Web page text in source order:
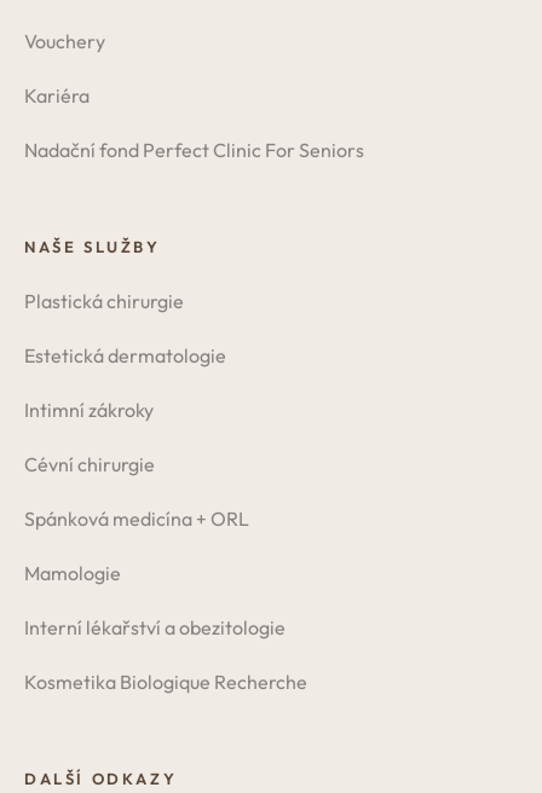
Vouchery
Kariéra
Nadační fond Perfect Clinic For Seniors
NAŠE SLUŽBY
Plastická chirurgie
Estetická dermatologie
Intimní zákroky
Cévní chirurgie
Spánková medicína + ORL
Mamologie
Interní lékařství a obezitologie
Kosmetika Biologique Recherche
DALŠÍ ODKAZY